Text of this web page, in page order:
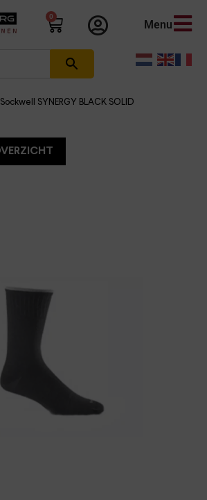
0
Menu
Sockwell SYNERGY BLACK SOLID